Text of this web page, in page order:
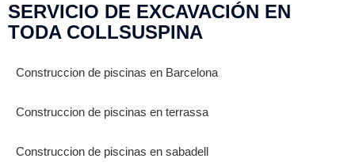
SERVICIO DE EXCAVACIÓN EN
TODA COLLSUSPINA
Construccion de piscinas en Barcelona
Construccion de piscinas en terrassa
Construccion de piscinas en sabadell